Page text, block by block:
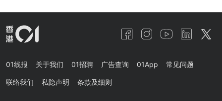
01线报 关于我们 01招聘 广告查询 01App 常见问题
联络我们 私隐声明 条款及细则